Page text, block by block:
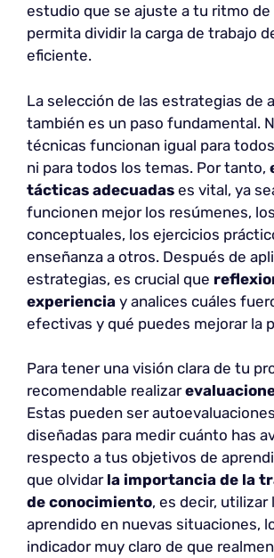
estudio que se ajuste a tu ritmo de
permita dividir la carga de trabajo
eficiente.
La selección de las estrategias de
también es un paso fundamental.
técnicas funcionan igual para
ni para todos los temas. Por tanto,
tácticas adecuadas es vital, ya
funcionen mejor los resúmenes,
conceptuales, los ejercicios
enseñanza a otros. Después de
estrategias, es crucial que
experiencia y analices cuáles
efectivas y qué puedes mejorar la
Para tener una visión clara de tu
recomendable realizar
Estas pueden ser
diseñadas para medir cuánto has
respecto a tus objetivos de
que olvidar la importancia de la
de conocimiento, es decir, utilizar
aprendido en nuevas situaciones,
indicador muy claro de que